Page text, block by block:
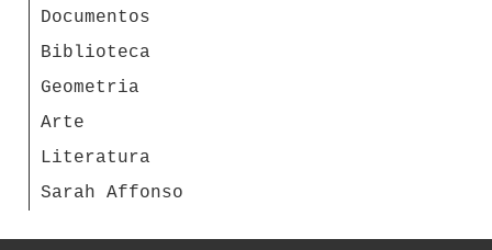
Documentos
Biblioteca
Geometria
Arte
Literatura
Sarah Affonso